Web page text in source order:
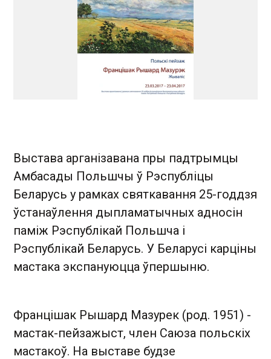
Выстава арганізавана пры падтрымцы
Амбасады Польшчы ў Рэспубліцы
Беларусь у рамках святкавання 25-годдзя
ўстанаўлення дыпламатычных адносін
паміж Рэспублікай Польшча і
Рэспублікай Беларусь. У Беларусі карціны
мастака экспануюцца ўпершыню.
Францішак Рышард Мазурек (род. 1951) -
мастак-пейзажыст, член Саюза польскіх
мастакоў. На выставе будзе